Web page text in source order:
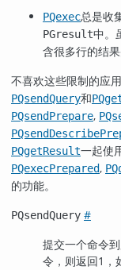
PQexec总是收
PGresult中。
含很多行的结果
不喜欢这些限制的应
PQsendQuery和
PQsendPrepare,
PQgetResult一起使
PQexecPrepared,
的功能。
PQsendQuery #
提交一个命令
令，则返回1，